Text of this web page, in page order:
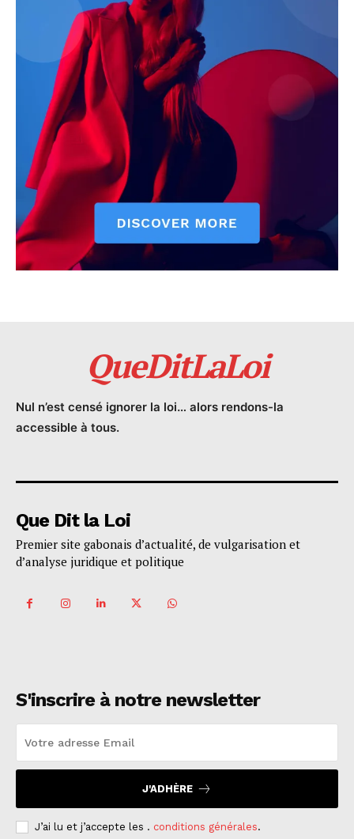
QueDitLaLoi
Nul n’est censé ignorer la loi… alors rendons-la
accessible à tous.
Que Dit la Loi
Premier site gabonais d’actualité, de vulgarisation et
d’analyse juridique et politique
S'inscrire à notre newsletter
J'ADHÈRE
J’ai lu et j’accepte les . conditions générales.